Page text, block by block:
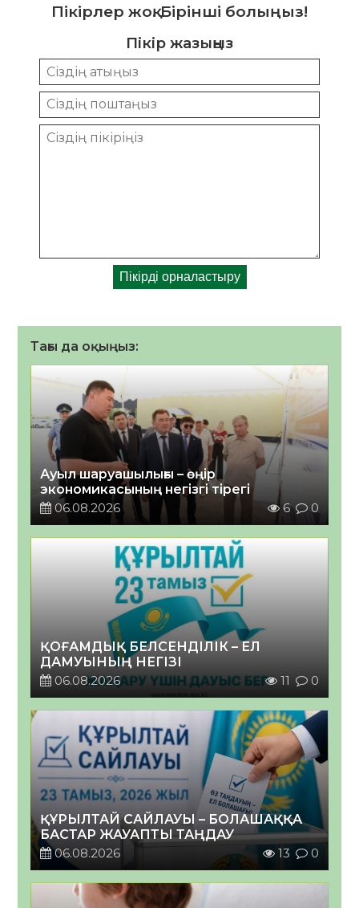
Пікірлер жоқ. Бірінші болыңыз!
Пікір жазыңыз
Тағы да оқыңыз:
Ауыл шаруашылығы – өңір
экономикасының негізгі тірегі
06.08.2026
6 0
ҚОҒАМДЫҚ БЕЛСЕНДІЛІК – ЕЛ
ДАМУЫНЫҢ НЕГІЗІ
06.08.2026
11 0
ҚҰРЫЛТАЙ САЙЛАУЫ – БОЛАШАҚҚА
БАСТАР ЖАУАПТЫ ТАҢДАУ
06.08.2026
13 0